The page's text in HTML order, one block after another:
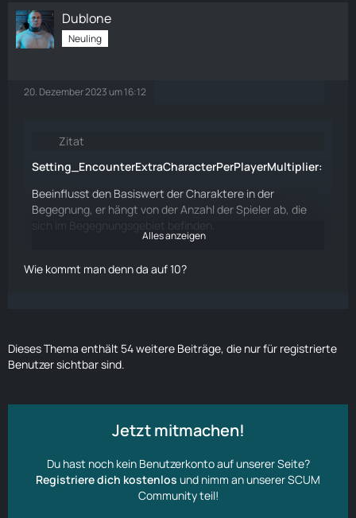
Dublone
Neuling
20. Dezember 2023 um 16:12
Zitat
Setting_EncounterExtraCharacterPerPlayerMultiplier:
Beeinflusst den Basiswert der Charaktere in der
Begegnung, er hängt von der Anzahl der Spieler ab, die
zusätzlichen Einheiten pro Spieler (1) * Multiplikator
Die Anzahl derPuppets
Alles anzeigen
Wie kommt man denn da auf 10?
Dieses Thema enthält 54 weitere Beiträge, die nur für registrierte
Benutzer sichtbar sind.
Jetzt mitmachen!
Du hast noch kein Benutzerkonto auf unserer Seite?
Registriere dich kostenlos und nimm an unserer SCUM
Community teil!